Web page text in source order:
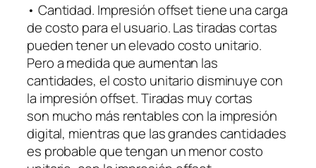
• Cantidad. Impresión offset tiene una carga
de costo para el usuario. Las tiradas cortas
pueden tener un elevado costo unitario.
Pero a medida que aumentan las
cantidades, el costo unitario disminuye con
la impresión offset. Tiradas muy cortas
son mucho más rentables con la impresión
digital, mientras que las grandes cantidades
es probable que tengan un menor costo